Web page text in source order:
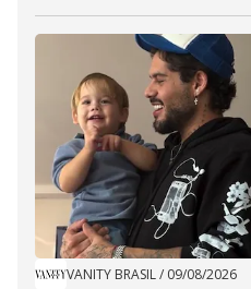
VANITY BRASIL/ 09/08/2026